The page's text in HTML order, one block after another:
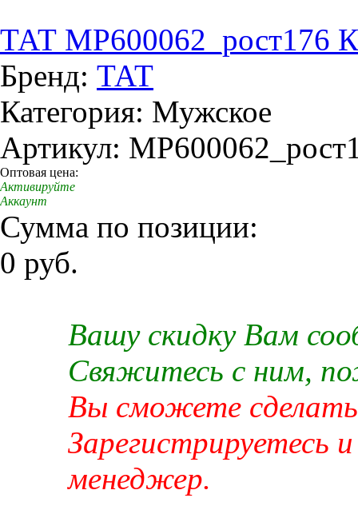
ТАТ MP600062_рост176
Бренд: ТАТ
Категория: Мужское
Артикул:
Оптовая цена:
Активируйте
Аккаунт
Сумма по позиции:
0 руб.
Вашу скидку Вам
Свяжитесь с ним,
Вы сможете сделать
Зарегистрируетесь
менеджер.